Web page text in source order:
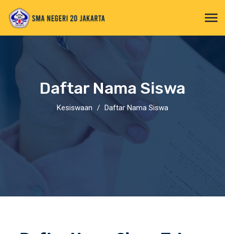
Daftar Nama Siswa
Kesiswaan Daftar Nama Siswa